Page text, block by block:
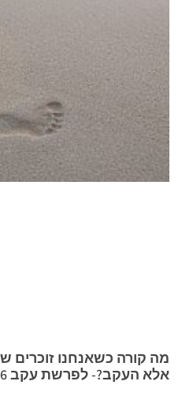
מה קורה כשאנחנו זוכרים
אלא העקב?- לפרשת עקב 2026